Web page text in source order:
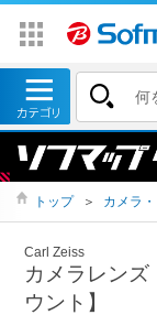
トップ ＞ カメラ
Carl Zeiss
カメラレン
ウント】